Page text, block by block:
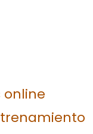
online